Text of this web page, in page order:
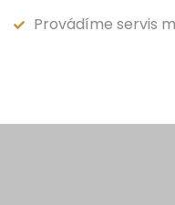
Provádíme servis